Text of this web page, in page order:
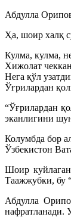
Абдулла
Ҳа, шоир халқ
Кулма, кулма,
Хижолат
Нега қўл
Ўғрилардан
“Ўғрилардан
эканлигини
Колумбда бор
Ўзбекистон
Шоир
Таажжубки, бу
Абдулла
нафратланади.